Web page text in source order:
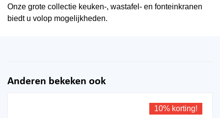
Onze grote collectie keuken-, wastafel- en fonteinkranen
biedt u volop mogelijkheden.
Anderen bekeken ook
10% korting!